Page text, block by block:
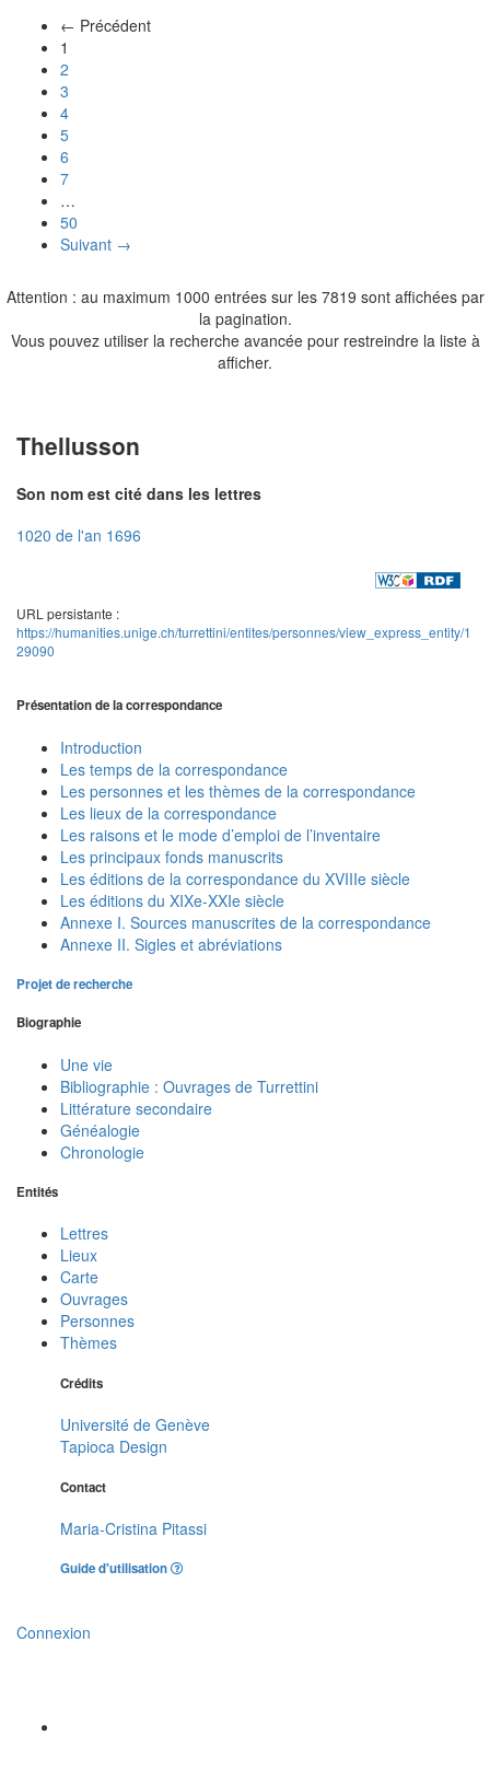
← Précédent
1
2
3
4
5
6
7
…
50
Suivant →
Attention : au maximum 1000 entrées sur les 7819 sont affichées par
la pagination.
Vous pouvez utiliser la recherche avancée pour restreindre la liste à
afficher.
Thellusson
Son nom est cité dans les lettres
1020 de l'an 1696
URL persistante :
https://humanities.unige.ch/turrettini/entites/personnes/view_express_entity/1
29090
Présentation de la correspondance
Introduction
Les temps de la correspondance
Les personnes et les thèmes de la correspondance
Les lieux de la correspondance
Les raisons et le mode d’emploi de l’inventaire
Les principaux fonds manuscrits
Les éditions de la correspondance du XVIIIe siècle
Les éditions du XIXe-XXIe siècle
Annexe I. Sources manuscrites de la correspondance
Annexe II. Sigles et abréviations
Projet de recherche
Biographie
Une vie
Bibliographie : Ouvrages de Turrettini
Littérature secondaire
Généalogie
Chronologie
Entités
Lettres
Lieux
Carte
Ouvrages
Personnes
Thèmes
Crédits
Université de Genève
Tapioca Design
Contact
Maria-Cristina Pitassi
Guide d'utilisation
Connexion